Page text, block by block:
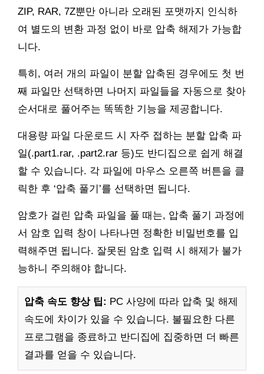
ZIP, RAR, 7Z뿐만 아니라 오래된 포맷까지 인식하
여 별도의 변환 과정 없이 바로 압축 해제가 가능합
니다.
특히, 여러 개의 파일이 분할 압축된 경우에도 첫 번
째 파일만 선택하면 나머지 파일들을 자동으로 찾아
순서대로 풀어주는 똑똑한 기능을 제공합니다.
대용량 파일 다운로드 시 자주 접하는 분할 압축 파
일(.part1.rar, .part2.rar 등)도 반디집으로 쉽게 해결
할 수 있습니다. 각 파일에 마우스 오른쪽 버튼을 클
릭한 후 ‘압축 풀기’를 선택하면 됩니다.
암호가 걸린 압축 파일을 풀 때는, 압축 풀기 과정에
서 암호 입력 창이 나타나면 정확한 비밀번호를 입
력해주면 됩니다. 잘못된 암호 입력 시 해제가 불가
능하니 주의해야 합니다.
압축 속도 향상 팁: PC 사양에 따라 압축 및 해제
속도에 차이가 있을 수 있습니다. 불필요한 다른
프로그램을 종료하고 반디집에 집중하면 더 빠른
결과를 얻을 수 있습니다.